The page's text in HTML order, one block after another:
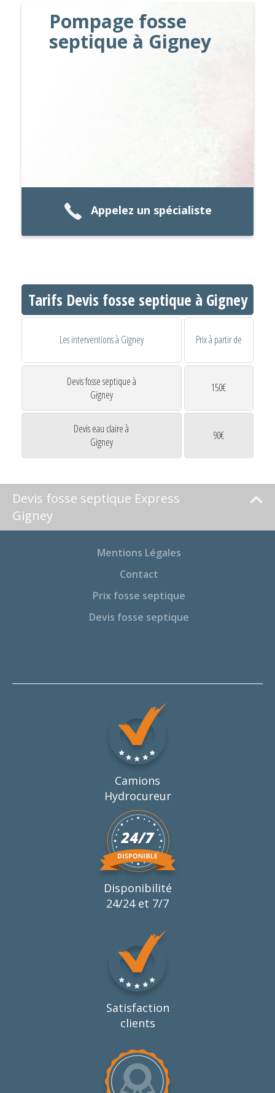
Pompage fosse
septique à Gigney
Appelez un spécialiste
Tarifs Devis fosse septique à Gigney
Les interventions à Gigney Prix à partir de
Devis fosse septique à
Gigney
150€
Devis eau claire à
Gigney
90€
Devis fosse septique Express
Gigney
Mentions Légales
Contact
Prix fosse septique
Devis fosse septique
Camions
Hydrocureur
Disponibilité
24/24 et 7/7
Satisfaction
clients